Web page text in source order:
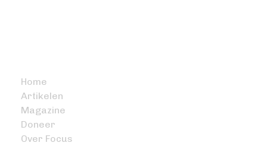
Home
Artikelen
Magazine
Doneer
Over Focus